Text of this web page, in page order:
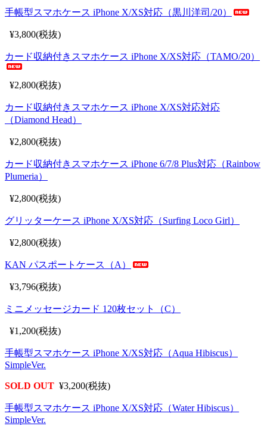
手帳型スマホケース iPhone X/XS対応（黒川洋司/20）
¥3,800(税抜)
カード収納付きスマホケース iPhone X/XS対応（TAMO/20）
¥2,800(税抜)
カード収納付きスマホケース iPhone X/XS対応対応
（Diamond Head）
¥2,800(税抜)
カード収納付きスマホケース iPhone 6/7/8 Plus対応（Rainbow
Plumeria）
¥2,800(税抜)
グリッターケース iPhone X/XS対応（Surfing Loco Girl）
¥2,800(税抜)
KAN パスポートケース（A）
¥3,796(税抜)
ミニメッセージカード 120枚セット（C）
¥1,200(税抜)
手帳型スマホケース iPhone X/XS対応（Aqua Hibiscus）
SimpleVer.
SOLD OUT ¥3,200(税抜)
手帳型スマホケース iPhone X/XS対応（Water Hibiscus）
SimpleVer.